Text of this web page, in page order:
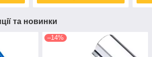
та новинки
–14%